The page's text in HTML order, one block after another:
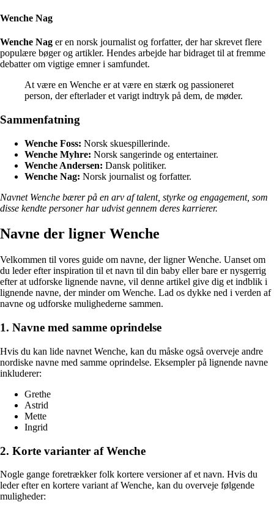
Wenche Nag
Wenche Nag er en norsk journalist og forfatter, der har skrevet flere
populære bøger og artikler. Hendes arbejde har bidraget til at fremme
debatter om vigtige emner i samfundet.
At være en Wenche er at være en stærk og passioneret
person, der efterlader et varigt indtryk på dem, de møder.
Sammenfatning
Wenche Foss: Norsk skuespillerinde.
Wenche Myhre: Norsk sangerinde og entertainer.
Wenche Andersen: Dansk politiker.
Wenche Nag: Norsk journalist og forfatter.
Navnet Wenche bærer på en arv af talent, styrke og engagement, som
disse kendte personer har udvist gennem deres karrierer.
Navne der ligner Wenche
Velkommen til vores guide om navne, der ligner Wenche. Uanset om
du leder efter inspiration til et navn til din baby eller bare er nysgerrig
efter at udforske lignende navne, vil denne artikel give dig et indblik i
lignende navne, der minder om Wenche. Lad os dykke ned i verden af
navne og udforske mulighederne sammen.
1. Navne med samme oprindelse
Hvis du kan lide navnet Wenche, kan du måske også overveje andre
nordiske navne med samme oprindelse. Eksempler på lignende navne
inkluderer:
Grethe
Astrid
Mette
Ingrid
2. Korte varianter af Wenche
Nogle gange foretrækker folk kortere versioner af et navn. Hvis du
leder efter en kortere variant af Wenche, kan du overveje følgende
muligheder: